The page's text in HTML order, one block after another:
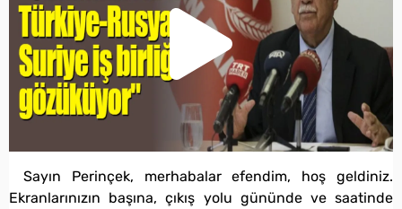
Sayın Perinçek, merhabalar efendim, hoş geldiniz.
Ekranlarınızın başına, çıkış yolu gününde ve saatinde